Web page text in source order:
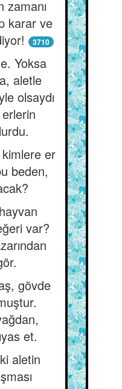
zamanı
karar ve
3710
Yoksa
aletle
olsaydı
kimlere er
beden,
var?
gövde
et.
aletin